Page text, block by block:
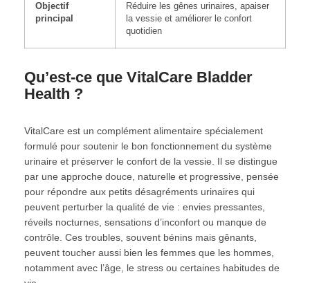
Objectif
principal
Réduire les gênes urinaires, apaiser
la vessie et améliorer le confort
quotidien
Qu’est-ce que VitalCare Bladder
Health ?
VitalCare est un complément alimentaire spécialement
formulé pour soutenir le bon fonctionnement du système
urinaire et préserver le confort de la vessie. Il se distingue
par une approche douce, naturelle et progressive, pensée
pour répondre aux petits désagréments urinaires qui
peuvent perturber la qualité de vie : envies pressantes,
réveils nocturnes, sensations d’inconfort ou manque de
contrôle. Ces troubles, souvent bénins mais gênants,
peuvent toucher aussi bien les femmes que les hommes,
notamment avec l’âge, le stress ou certaines habitudes de